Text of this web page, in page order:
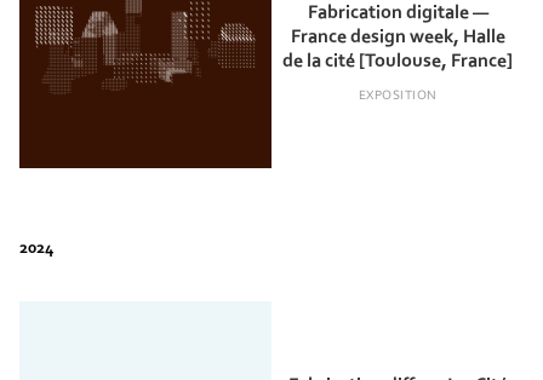
Fabrication digitale —
France design week, Halle
de la cité [Toulouse, France]
EXPOSITION